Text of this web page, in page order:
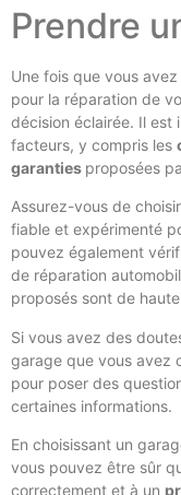
Prendre
Une fois que vous
pour la réparation de
décision éclairée. Il
facteurs, y compris les
garanties proposées
Assurez-vous de
fiable et expérimenté
pouvez également
de réparation
proposés sont de
Si vous avez des
garage que vous avez
pour poser des
certaines informations.
En choisissant un
vous pouvez être sûr
correctement et à un